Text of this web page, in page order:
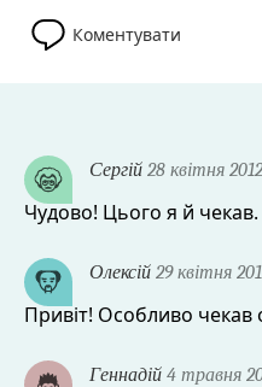
Коментувати
Сергій 28 квітня 2012
Чудово! Цього я й чекав.
Олексій 29 квітня
Привіт! Особливо чекав
Геннадій 4 травня